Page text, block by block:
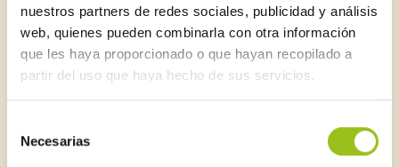
nuestros partners de redes sociales, publicidad y análisis
web, quienes pueden combinarla con otra información
que les haya proporcionado o que hayan recopilado a
partir del uso que haya hecho de sus servicios.
Necesarias
Puedes estar al día de todo lo relacionado con seguridad
industrial
SUSCRIBIRME BOLETINES ANTERIORES